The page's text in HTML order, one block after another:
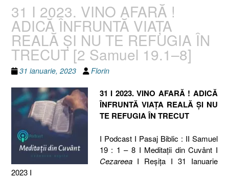
31 I 2023. VINO AFARĂ !
ADICĂ ÎNFRUNTĂ VIAȚA
REALĂ ȘI NU TE REFUGIA ÎN
TRECUT [2 Samuel 19.1–8]
31 ianuarie, 2023 Florin
31 I 2023. VINO AFARĂ ! ADICĂ
ÎNFRUNTĂ VIAȚA REALĂ ȘI NU
TE REFUGIA ÎN TRECUT
I Podcast I Pasaj Biblic : II Samuel
19 : 1 – 8 I Meditaţii din Cuvânt I
CezareeaI Reşiţa I 31 Ianuarie
2023 I